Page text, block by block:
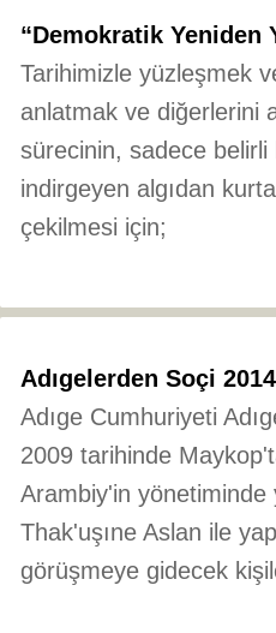
“Demokratik Yeniden
Tarihimizle yüzleşmek
anlatmak ve diğerlerini
sürecinin, sadece
indirgeyen algıdan
çekilmesi için;
Adıgelerden Soçi
Adıge Cumhuriyeti
2009 tarihinde
Arambiy'in yönetiminde
Thak'uşıne Aslan ile
görüşmeye gidecek